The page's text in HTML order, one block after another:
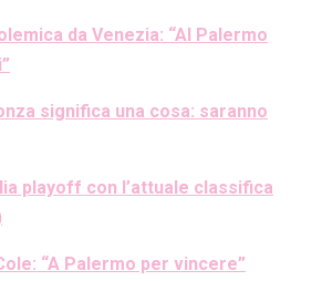
da Venezia: “Al Palermo
significa una cosa: saranno
playoff con l’attuale classifica
“A Palermo per vincere”